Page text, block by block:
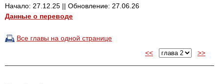
Начало: 27.12.25 || Обновление: 27.06.26
Данные о переводе
Все главы на одной странице
<<
>>